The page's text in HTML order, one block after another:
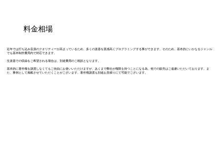
料金相場
近年では打ち込み音源のクオリティーが高まっているため、多くの楽器を質感高くプログラミングする事ができます。そのため、基本的にいかなるジャンル
でも基本制作費用内で対応できます。
生楽器での収録をご希望される場合は、別途費用のご相談となります。
基本的に著作権を譲渡しなくてもご自由にお使いいただけますが、あくまで弊社が権限を持つことになる為、他での販売はご遠慮いただいております。ま
た、事例として掲載させていただくことがございます。著作権譲渡も別途お見積りにて可能でございます。